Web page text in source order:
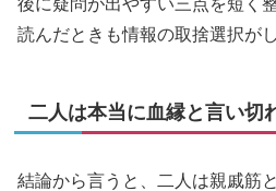
読んだときも情報の取捨選択が
二人は本当に血縁と言い切
結論から言うと、二人は親戚筋